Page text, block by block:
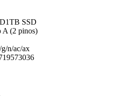
1TB SSD
A (2 pinos)
n/ac/ax